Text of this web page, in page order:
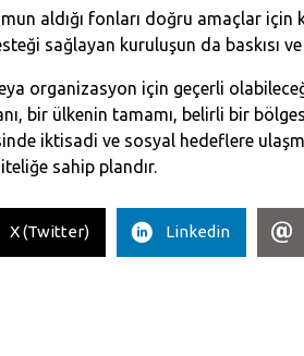
aldığı fonları doğru amaçlar
sağlayan kuruluşun da baskısı ve
organizasyon için geçerli
bir ülkenin tamamı, belirli bir
iktisadi ve sosyal hedeflere
sahip plandır.
X (Twitter) Linkedin